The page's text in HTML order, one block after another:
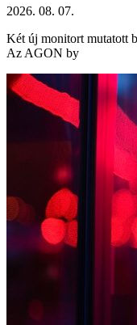
2026. 08. 07.
Két új monitort mutatott
Az AGON by